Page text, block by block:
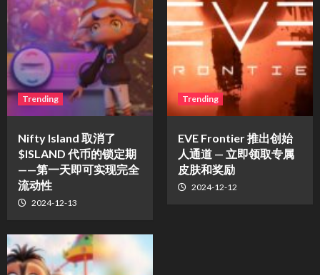
Trending
Nifty Island 取消了
$ISLAND 代币的锁定期
——第一天即可实现完全
流动性
2024-12-13
Trending
EVE Frontier 推出创始
人通道 — 立即领取专属
皮肤和奖励
2024-12-12